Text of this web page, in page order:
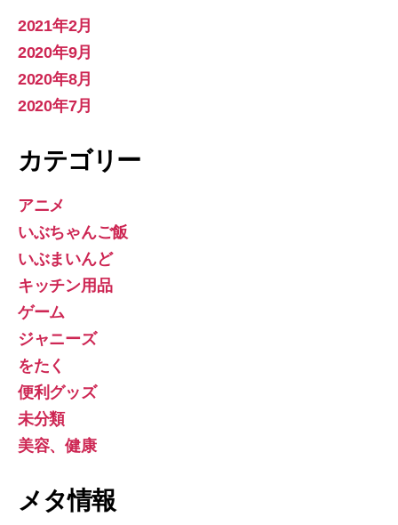
2021年2月
2020年9月
2020年8月
2020年7月
カテゴリー
アニメ
いぶちゃんご飯
いぶまいんど
キッチン用品
ゲーム
ジャニーズ
をたく
便利グッズ
未分類
美容、健康
メタ情報